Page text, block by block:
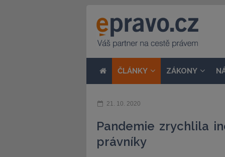
ČLÁNKY ZÁKONY
21. 10. 2020
Pandemie zrychlila
právníky